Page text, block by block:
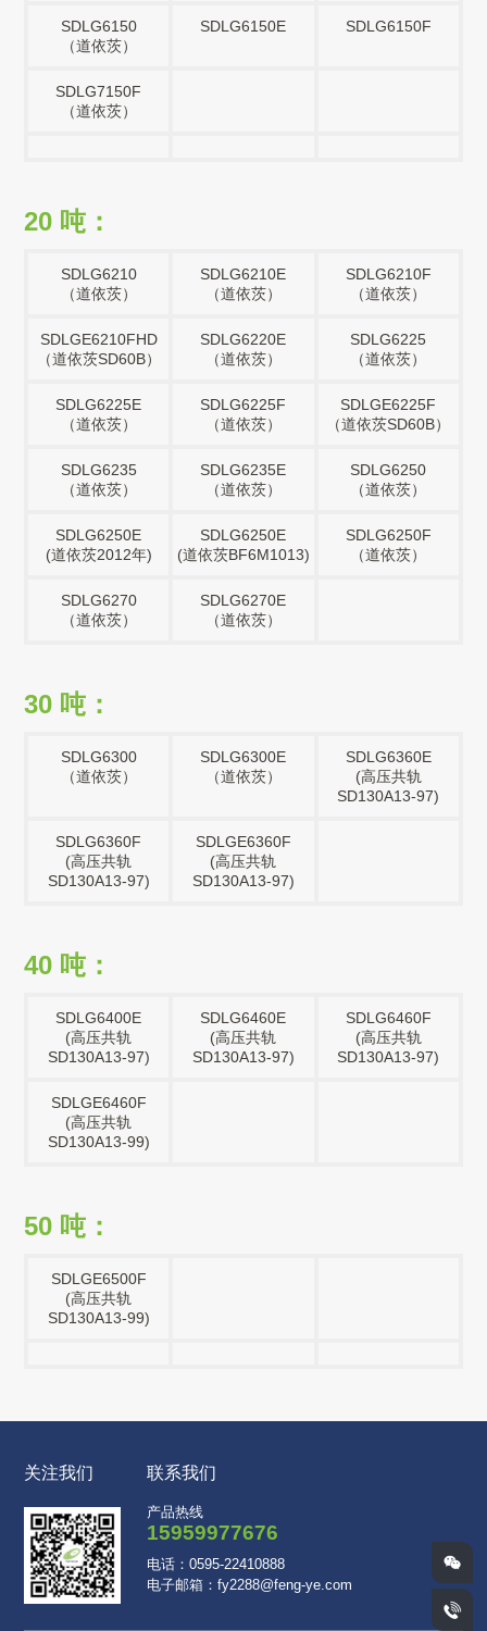
SDLG6150
（道依茨）
SDLG6150E SDLG6150F
SDLG7150F
（道依茨）
20 吨：
SDLG6210
（道依茨）
SDLG6210E
（道依茨）
SDLG6210F
（道依茨）
SDLGE6210FHD
（道依茨SD60B）
SDLG6220E
（道依茨）
SDLG6225
（道依茨）
SDLG6225E
（道依茨）
SDLG6225F
（道依茨）
SDLGE6225F
（道依茨SD60B）
SDLG6235
（道依茨）
SDLG6235E
（道依茨）
SDLG6250
（道依茨）
SDLG6250E
(道依茨2012年)
SDLG6250E
(道依茨BF6M1013)
SDLG6250F
（道依茨）
SDLG6270
（道依茨）
SDLG6270E
（道依茨）
30 吨：
SDLG6300
（道依茨）
SDLG6300E
（道依茨）
SDLG6360E
(高压共轨
SD130A13-97)
SDLG6360F
(高压共轨
SD130A13-97)
SDLGE6360F
(高压共轨
SD130A13-97)
40 吨：
SDLG6400E
(高压共轨
SD130A13-97)
SDLG6460E
(高压共轨
SD130A13-97)
SDLG6460F
(高压共轨
SD130A13-97)
SDLGE6460F
(高压共轨
SD130A13-99)
50 吨：
SDLGE6500F
(高压共轨
SD130A13-99)
关注我们 联系我们
产品热线
15959977676
电话：0595-22410888
电子邮箱：fy2288@feng-ye.com